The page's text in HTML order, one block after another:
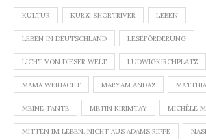
KULTUR KURZI SHORTRIVER LEBEN
LEBEN IN DEUTSCHLAND LESEFÖRDERUNG
LICHT VON DIESER WELT LUDWIGKIRCHPLATZ
MAMA WEIHACHT MARYAM ANDAZ
MEINE TANTE METIN KIRIMTAY MICHÈLE
MITTEN IM LEBEN. NICHT AUS ADAMS RIPPE